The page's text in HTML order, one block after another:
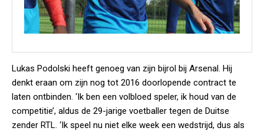
Lukas Podolski heeft genoeg van zijn bijrol bij Arsenal. Hij
denkt eraan om zijn nog tot 2016 doorlopende contract te
laten ontbinden. ‘Ik ben een volbloed speler, ik houd van de
competitie’, aldus de 29-jarige voetballer tegen de Duitse
zender RTL. ‘Ik speel nu niet elke week een wedstrijd, dus als